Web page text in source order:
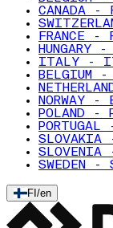
CANADA -
FRANCE -
HUNGARY
ITALY -
BELGIUM -
NORWAY -
POLAND -
SLOVAKIA
SLOVENIA
SWEDEN -
FI /en